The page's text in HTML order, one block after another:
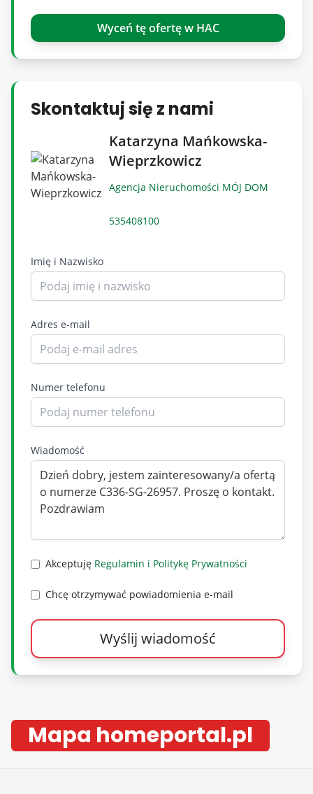
www.mojdom-zyrardow.pl
Wyceń tę ofertę w HAC
Skontaktuj się z nami
Katarzyna Mańkowska-
Wieprzkowicz
Agencja Nieruchomości MÓJ DOM
535408100
Imię i Nazwisko
Adres e-mail
Numer telefonu
Wiadomość
Akceptuję Regulamin i Politykę Prywatności
Chcę otrzymywać powiadomienia e-mail
Wyślij wiadomość
Mapa homeportal.pl